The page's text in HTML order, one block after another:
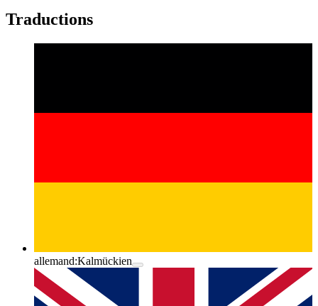
Traductions
allemand:Kalmückien